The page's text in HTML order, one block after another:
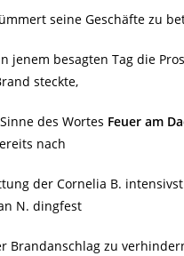
seine Geschäfte zu
jenem besagten Tag die
steckte,
des Wortes Feuer am
nach
der Cornelia B.
N. dingfest
Brandanschlag zu